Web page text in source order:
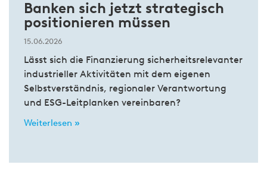
Banken sich jetzt strategisch
positionieren müssen
15.06.2026
Lässt sich die Finanzierung sicherheitsrelevanter
industrieller Aktivitäten mit dem eigenen
Selbstverständnis, regionaler Verantwortung
und ESG-Leitplanken vereinbaren?
Weiterlesen »